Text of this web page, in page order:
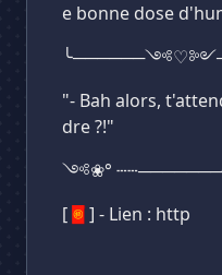
e bonne dose
"- Bah alors,
dre ?!"
༺❀°
[🧧] - Lien : http